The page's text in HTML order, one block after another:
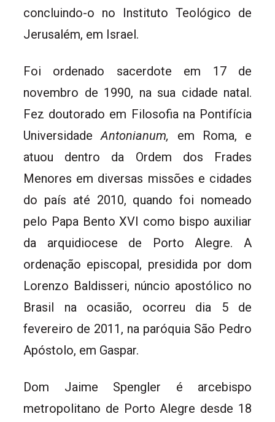
concluindo-o no Instituto Teológico de
Jerusalém, em Israel.
Foi ordenado sacerdote em 17 de
novembro de 1990, na sua cidade natal.
Fez doutorado em Filosofia na Pontifícia
UniversidadeAntonianum, em Roma, e
atuou dentro da Ordem dos Frades
Menores em diversas missões e cidades
do país até 2010, quando foi nomeado
pelo Papa Bento XVI como bispo auxiliar
da arquidiocese de Porto Alegre. A
ordenação episcopal, presidida por dom
Lorenzo Baldisseri, núncio apostólico no
Brasil na ocasião, ocorreu dia 5 de
fevereiro de 2011, na paróquia São Pedro
Apóstolo, em Gaspar.
Dom Jaime Spengler é arcebispo
metropolitano de Porto Alegre desde 18